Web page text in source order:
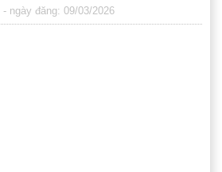
- ngày đăng: 09/03/2026